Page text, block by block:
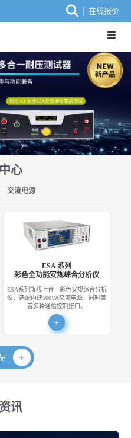
在线报价
心
交流电源
ESA 系列
彩色全功能安规综合分析仪
ESA系列旗舰七合一彩色安规综合分析
仪，选配内建500VA交流电源，同时兼
容多种通信控制接口。
讯